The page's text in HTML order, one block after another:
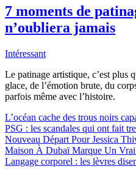
7 moments de
n’oubliera jamais
Intéressant
Le patinage artistique, c’est plus
glace, de l’émotion brute, du
parfois même avec l’histoire.
L’océan cache des trous noirs
PSG : les scandales qui ont fait
Nouveau Départ Pour Jessica
Maison À Dubaï Marque Un
Langage corporel : les lèvres